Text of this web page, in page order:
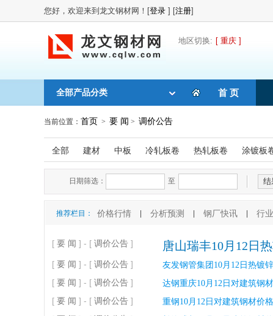
您好，欢迎来到龙文钢材网！[登录 ] [注册]
地区切换: [ 重庆 ]
全部产品分类 首 页
当前位置： 首页 > 要 闻 > 调价公告
全部 建材 中板 冷轧板卷 热轧板卷 涂镀板
日期筛选： 至
推荐栏目： 价格行情 分析预测 钢厂快讯 行
[ 要 闻 ] - [ 调价公告 ] 唐山瑞丰10月12日
[ 要 闻 ] - [ 调价公告 ] 友发钢管集团10月12日热镀
[ 要 闻 ] - [ 调价公告 ] 达钢重庆10月12日对建筑钢
[ 要 闻 ] - [ 调价公告 ] 重钢10月12日对建筑钢材价